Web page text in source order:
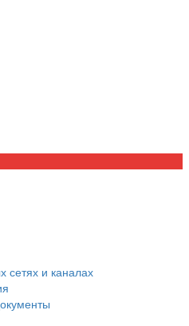
сетях и каналах